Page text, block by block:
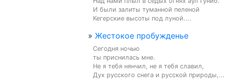
И были залиты туманной пеленой
Кегерские высоты под луной....
» Жестокое пробужденье
Сегодня ночью
ты приснилась мне.
Не я тебя нянчил, не я тебя славил,
Дух русского снега и русской природы,...